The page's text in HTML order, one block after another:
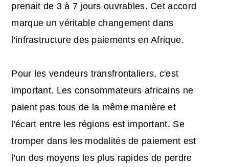
prenait de 3 à 7 jours ouvrables. Cet accord
marque un véritable changement dans
l'infrastructure des paiements en Afrique.
Pour les vendeurs transfrontaliers, c'est
important. Les consommateurs africains ne
paient pas tous de la même manière et
l'écart entre les régions est important. Se
tromper dans les modalités de paiement est
l'un des moyens les plus rapides de perdre